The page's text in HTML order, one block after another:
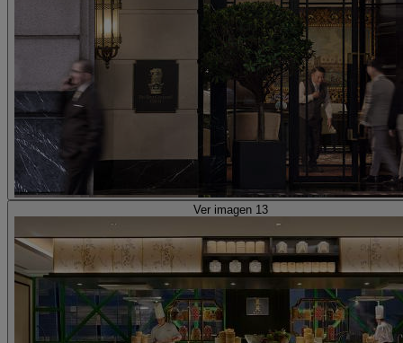
Ver imagen 13